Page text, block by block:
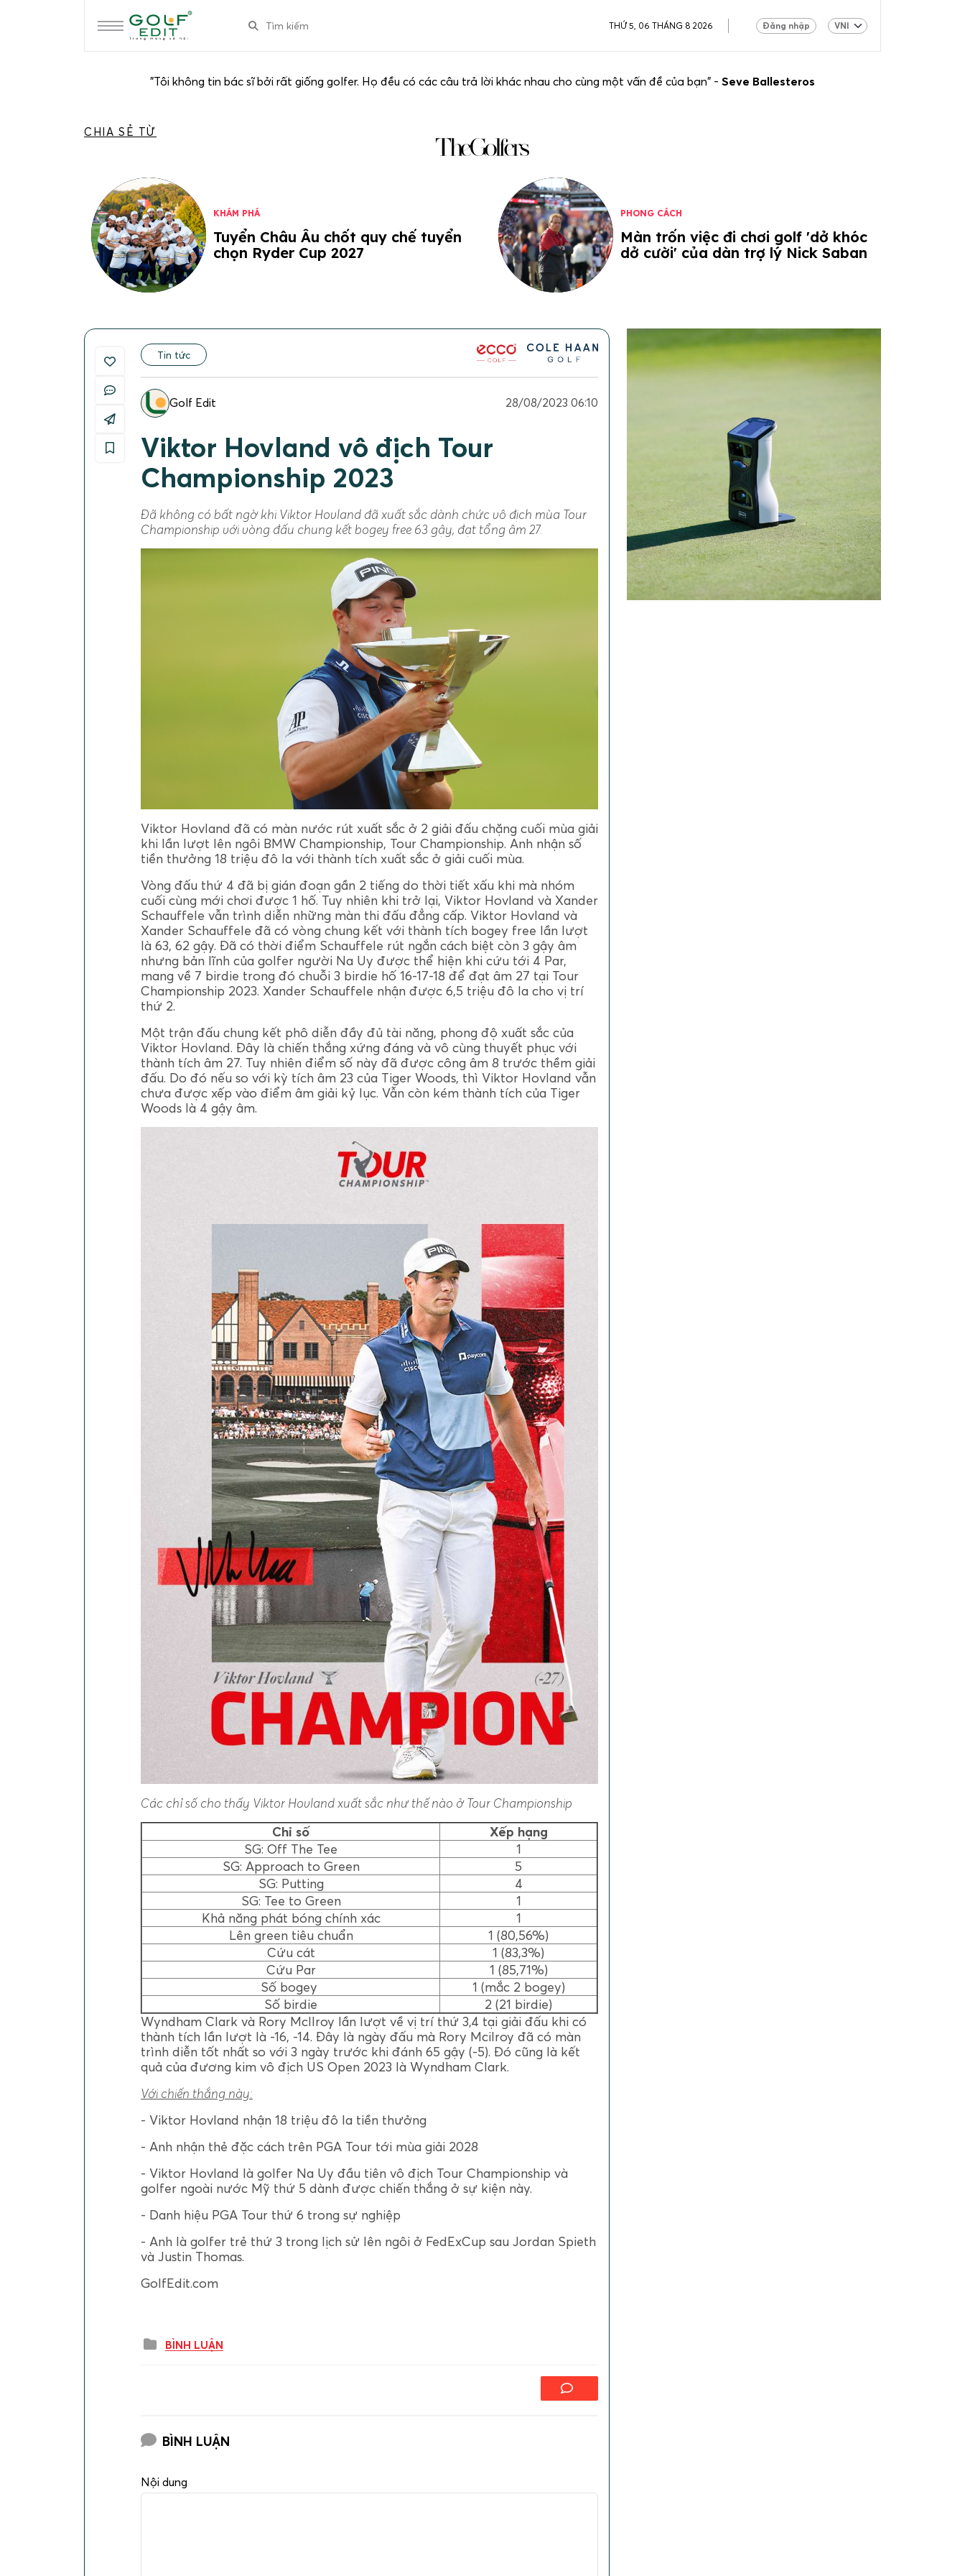
THỨ 5, 06 THÁNG 8 2026 Đăng nhập
"Tôi không tin bác sĩ bởi rất giống golfer. Họ đều có các câu trả lời khác nhau cho cùng một vấn đề của bạn" - Seve Ballesteros
CHIA SẺ TỪ
KHÁM PHÁ
Tuyển Châu Âu chốt quy chế tuyển
chọn Ryder Cup 2027
PHONG CÁCH
Màn trốn việc đi chơi golf 'dở khóc
dở cười' của dàn trợ lý Nick Saban
Tin tức
Golf Edit 28/08/2023 06:10
Viktor Hovland vô địch Tour
Championship 2023
Đã không có bất ngờ khi Viktor Hovland đã xuất sắc dành chức vô địch mùa Tour
Championship với vòng đấu chung kết bogey free 63 gậy, đạt tổng âm 27.
Viktor Hovland đã có màn nước rút xuất sắc ở 2 giải đấu chặng cuối mùa giải
khi lần lượt lên ngôi BMW Championship, Tour Championship. Anh nhận số
tiền thưởng 18 triệu đô la với thành tích xuất sắc ở giải cuối mùa.
Vòng đấu thứ 4 đã bị gián đoạn gần 2 tiếng do thời tiết xấu khi mà nhóm
cuối cùng mới chơi được 1 hố. Tuy nhiên khi trở lại, Viktor Hovland và Xander
Schauffele vẫn trình diễn những màn thi đấu đẳng cấp. Viktor Hovland và
Xander Schauffele đã có vòng chung kết với thành tích bogey free lần lượt
là 63, 62 gậy. Đã có thời điểm Schauffele rút ngắn cách biệt còn 3 gậy âm
nhưng bản lĩnh của golfer người Na Uy được thể hiện khi cứu tới 4 Par,
mang về 7 birdie trong đó chuỗi 3 birdie hố 16-17-18 để đạt âm 27 tại Tour
Championship 2023. Xander Schauffele nhận được 6,5 triệu đô la cho vị trí
thứ 2.
Một trận đấu chung kết phô diễn đầy đủ tài năng, phong độ xuất sắc của
Viktor Hovland. Đây là chiến thắng xứng đáng và vô cùng thuyết phục với
thành tích âm 27. Tuy nhiên điểm số này đã được công âm 8 trước thềm giải
đấu. Do đó nếu so với kỳ tích âm 23 của Tiger Woods, thì Viktor Hovland vẫn
chưa được xếp vào điểm âm giải kỷ lục. Vẫn còn kém thành tích của Tiger
Woods là 4 gậy âm.
Các chỉ số cho thấy Viktor Hovland xuất sắc như thế nào ở Tour Championship
Chỉ số
Xếp hạng
SG: Off The Tee
1
SG: Approach to Green
5
SG: Putting
4
SG: Tee to Green
1
Khả năng phát bóng chính xác
1
Lên green tiêu chuẩn
1 (80,56%)
Cứu cát
1 (83,3%)
Cứu Par
1 (85,71%)
Số bogey
1 (mắc 2 bogey)
Số birdie
2 (21 birdie)
Wyndham Clark và Rory McIlroy lần lượt về vị trí thứ 3,4 tại giải đấu khi có
thành tích lần lượt là -16, -14. Đây là ngày đấu mà Rory Mcilroy đã có màn
trình diễn tốt nhất so với 3 ngày trước khi đánh 65 gậy (-5). Đó cũng là kết
quả của đương kim vô địch US Open 2023 là Wyndham Clark.
Với chiến thắng này:
- Viktor Hovland nhận 18 triệu đô la tiền thưởng
- Anh nhận thẻ đặc cách trên PGA Tour tới mùa giải 2028
- Viktor Hovland là golfer Na Uy đầu tiên vô địch Tour Championship và
golfer ngoài nước Mỹ thứ 5 dành được chiến thắng ở sự kiện này.
- Danh hiệu PGA Tour thứ 6 trong sự nghiệp
- Anh là golfer trẻ thứ 3 trong lịch sử lên ngôi ở FedExCup sau Jordan Spieth
và Justin Thomas.
GolfEdit.com
BÌNH LUẬN
BÌNH LUẬN
Nội dung